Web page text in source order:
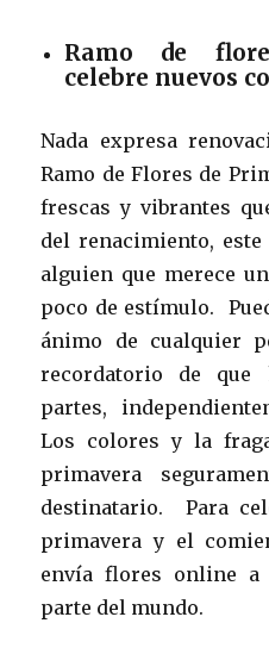
Ramo de
celebre nuevos
Nada expresa
Ramo de Flores de
frescas y vibrantes
del renacimiento,
alguien que merece
poco de estímulo.
ánimo de cualquier
recordatorio de que
partes,
Los colores y la
primavera
destinatario. Para
primavera y el
envía flores online a
parte del mundo.